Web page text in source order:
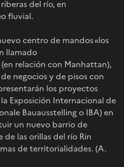
del río, en
fluvial.
centro de mandos «los
llamado
relación con Manhattan),
negocios y de pisos con
los proyectos
Exposición Internacional de
Bauausstelling o IBA) en
un nuevo barrio de
las orillas del río Rin
de territorialidades. (A.